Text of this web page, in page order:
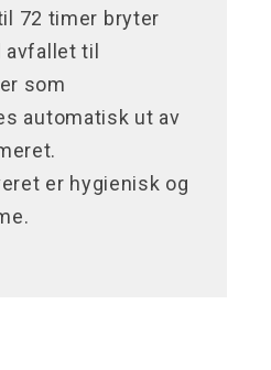
72 timer bryter
til
som
automatisk ut av
er hygienisk og